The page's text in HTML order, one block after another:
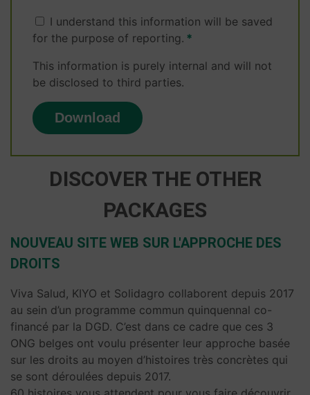
I understand this information will be saved
for the purpose of reporting.
This information is purely internal and will not
be disclosed to third parties.
DISCOVER THE OTHER
PACKAGES
NOUVEAU SITE WEB SUR L'APPROCHE DES
DROITS
Viva Salud, KIYO et Solidagro collaborent depuis 2017
au sein d’un programme commun quinquennal co-
financé par la DGD. C’est dans ce cadre que ces 3
ONG belges ont voulu présenter leur approche basée
sur les droits au moyen d’histoires très concrètes qui
se sont déroulées depuis 2017.